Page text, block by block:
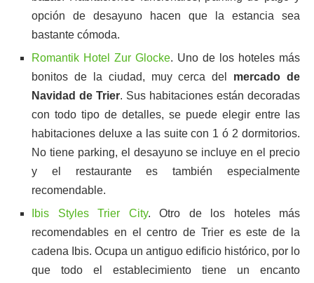
opción de desayuno hacen que la estancia sea
bastante cómoda.
Romantik Hotel Zur Glocke. Uno de los hoteles más
bonitos de la ciudad, muy cerca del mercado de
Navidad de Trier. Sus habitaciones están decoradas
con todo tipo de detalles, se puede elegir entre las
habitaciones deluxe a las suite con 1 ó 2 dormitorios.
No tiene parking, el desayuno se incluye en el precio
y el restaurante es también especialmente
recomendable.
Ibis Styles Trier City. Otro de los hoteles más
recomendables en el centro de Trier es este de la
cadena Ibis. Ocupa un antiguo edificio histórico, por lo
que todo el establecimiento tiene un encanto